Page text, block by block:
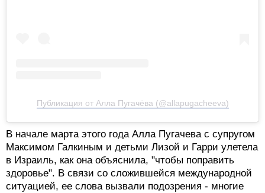
Публикация от Алла Пугачёва (@allapugacheeva)
В начале марта этого года Алла Пугачева с супругом
Максимом Галкиным и детьми Лизой и Гарри улетела
в Израиль, как она объяснила, "чтобы поправить
здоровье". В связи со сложившейся международной
ситуацией, ее слова вызвали подозрения - многие